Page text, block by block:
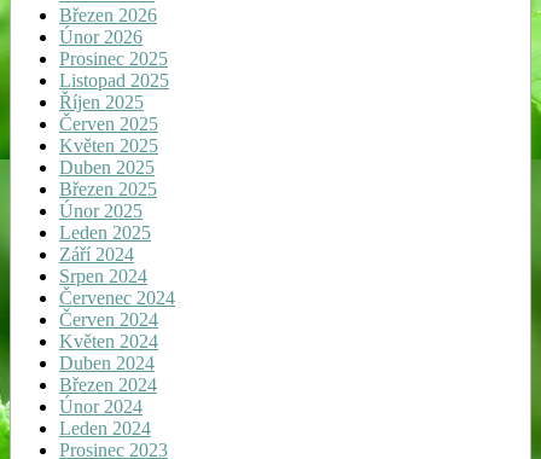
Březen 2026
Únor 2026
Prosinec 2025
Listopad 2025
Říjen 2025
Červen 2025
Květen 2025
Duben 2025
Březen 2025
Únor 2025
Leden 2025
Září 2024
Srpen 2024
Červenec 2024
Červen 2024
Květen 2024
Duben 2024
Březen 2024
Únor 2024
Leden 2024
Prosinec 2023